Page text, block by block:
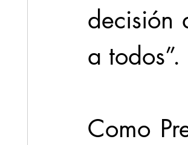
decisión
a todos”.
Como